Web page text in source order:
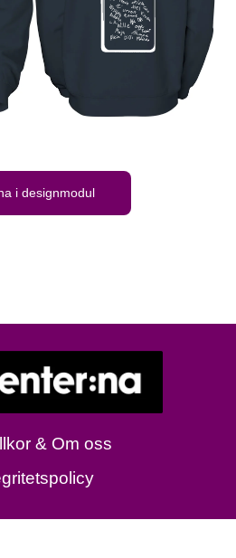
i designmodul
& Om oss